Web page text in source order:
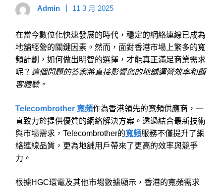
Admin 11 3 月 2025
在當今數位化快速發展的時代，穩定的網絡連線已成為
地舖經營的關鍵因素。然而，面對香港市場上繁多的寬
頻計劃，如何做出明智的選擇，才能真正滿足商業需求
呢？ 這個問題的答案將直接影響您的地舖運營效率和顧
客體驗。
Telecombrother 寬頻作為香港領先的寬頻供應商，一
直致力於提供優質的網絡解決方案。透過結合最新技術
與市場需求，Telecombrother的寬頻服務不僅提升了網
絡連線品質，更為地舖用戶帶來了更高的效率與競爭
力。
根據HGC環電及其他市場數據顯示，香港的寬頻需求